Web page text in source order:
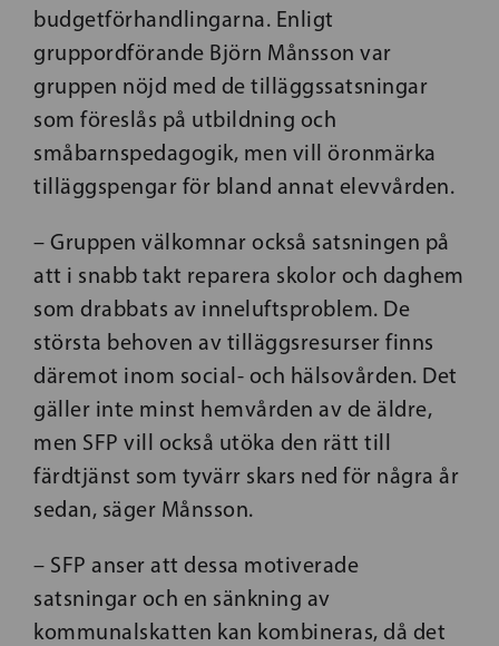
budgetförhandlingarna. Enligt
gruppordförande Björn Månsson var
gruppen nöjd med de tilläggssatsningar
som föreslås på utbildning och
småbarnspedagogik, men vill öronmärka
tilläggspengar för bland annat elevvården.
– Gruppen välkomnar också satsningen på
att i snabb takt reparera skolor och daghem
som drabbats av inneluftsproblem. De
största behoven av tilläggsresurser finns
däremot inom social- och hälsovården. Det
gäller inte minst hemvården av de äldre,
men SFP vill också utöka den rätt till
färdtjänst som tyvärr skars ned för några år
sedan, säger Månsson.
– SFP anser att dessa motiverade
satsningar och en sänkning av
kommunalskatten kan kombineras, då det